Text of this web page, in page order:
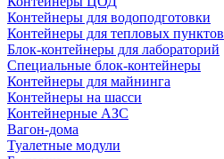
Контейнеры для водоподготовки
Контейнеры для тепловых пунктов
Блок-контейнеры для лабораторий
Специальные блок-контейнеры
Контейнеры для майнинга
Контейнеры на шасси
Контейнерные АЗС
Вагон-дома
Туалетные модули